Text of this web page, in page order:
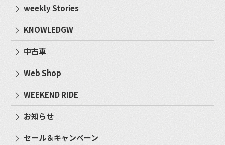
weekly Stories
KNOWLEDGW
中古車
Web Shop
WEEKEND RIDE
お知らせ
セール＆キャンペーン